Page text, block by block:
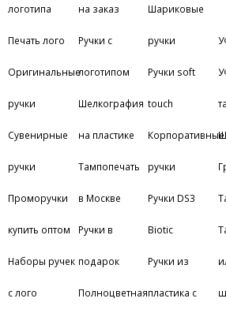
логотипа
Печать лого
Оригинальные
ручки
Сувенирные
ручки
Проморучки
купить оптом
Наборы ручек
с лого
на заказ
Ручки с
логотипом
Шелкография
на пластике
Тампопечать
в Москве
Ручки в
подарок
Полноцветная
Шариковые
ручки
Ручки soft
touch
Корпоративные
ручки
Ручки DS3
Biotic
Ручки из
пластика с